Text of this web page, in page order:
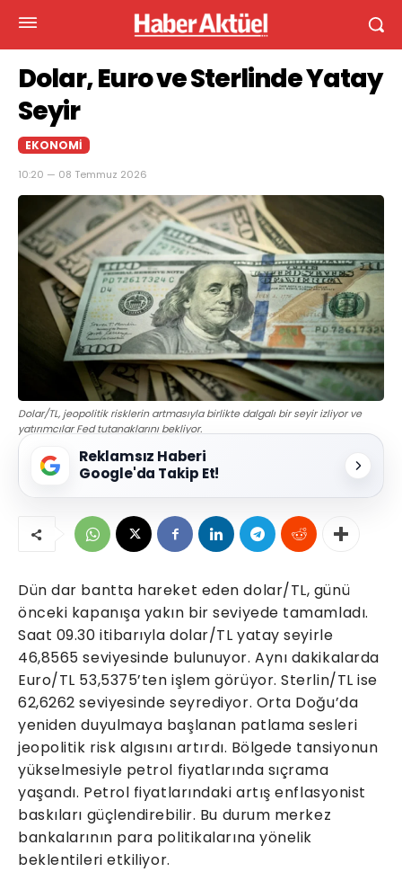
Dolar, Euro ve Sterlinde Yatay
Seyir
EKONOMI
10:20 — 08 Temmuz 2026
Dolar/TL, jeopolitik risklerin artmasıyla birlikte dalgalı bir seyir izliyor ve
yatırımcılar Fed tutanaklarını bekliyor.
Reklamsız Haberi
Google'da Takip Et!
Dün dar bantta hareket eden dolar/TL, günü
önceki kapanışa yakın bir seviyede tamamladı.
Saat 09.30 itibarıyla dolar/TL yatay seyirle
46,8565 seviyesinde bulunuyor. Aynı dakikalarda
Euro/TL 53,5375’ten işlem görüyor. Sterlin/TL ise
62,6262 seviyesinde seyrediyor. Orta Doğu’da
yeniden duyulmaya başlanan patlama sesleri
jeopolitik risk algısını artırdı. Bölgede tansiyonun
yükselmesiyle petrol fiyatlarında sıçrama
yaşandı. Petrol fiyatlarındaki artış enflasyonist
baskıları güçlendirebilir. Bu durum merkez
bankalarının para politikalarına yönelik
beklentileri etkiliyor.